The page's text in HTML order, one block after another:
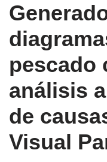
pescado
análisis
de
Visual